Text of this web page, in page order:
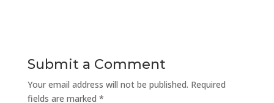
Submit a Comment
Your email address will not be published. Required
fields are marked *